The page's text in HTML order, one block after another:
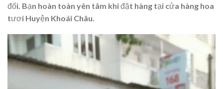
đối. Bạn hoàn toàn yên tâm khi đặt hàng tại cửa hàng hoa
tươi Huyện Khoái Châu.